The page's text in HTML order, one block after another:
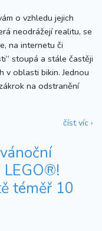
o vzhledu jejich
neodrážejí realitu, se
na internetu či
stoupá a stále častěji
v oblasti bikin. Jednou
na odstranění
číst víc ›
LEGO®!
téměř 10